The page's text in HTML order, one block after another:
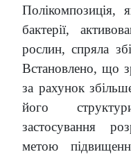
Полікомпозиція,
бактерії,
рослин, спряла
Встановлено, що
за рахунок
його
застосування
метою